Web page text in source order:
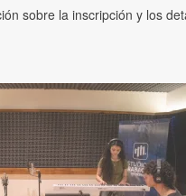
sobre la inscripción y los